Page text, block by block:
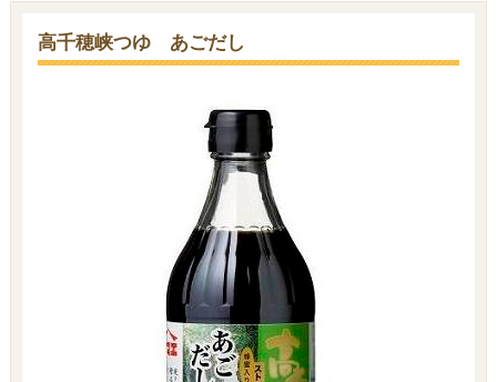
高千穂峡つゆ あごだし